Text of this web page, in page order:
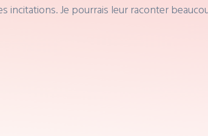
incitations. Je pourrais leur raconter